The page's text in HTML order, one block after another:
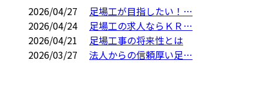
2026/04/27
足場工が目指したい！…
2026/04/24
足場工の求人ならＫＲ…
2026/04/21
足場工事の将来性とは
2026/03/27
法人からの信頼厚い足…